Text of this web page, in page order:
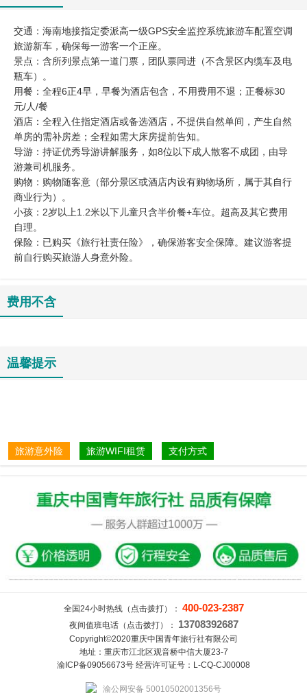
交通：海南地接指定委派高一级GPS安全监控系统旅游车配置空调
旅游新车，确保每一游客一个正座。
景点：含所列景点第一道门票，团队票同进（不含景区内缆车及电
瓶车）。
用餐：全程6正4早，早餐为酒店包含，不用费用不退；正餐标30
元/人/餐
酒店：全程入住指定酒店或备选酒店，不提供自然单间，产生自然
单房的需补房差；全程如需大床房提前告知。
导游：持证优秀导游讲解服务，如8位以下成人散客不成团，由导
游兼司机服务。
购物：购物随客意（部分景区或酒店内设有购物场所，属于其自行
商业行为）。
小孩：2岁以上1.2米以下儿童只含半价餐+车位。超高及其它费用
自理。
保险：已购买《旅行社责任险》，确保游客安全保障。建议游客提
前自行购买旅游人身意外险。
费用不含
温馨提示
旅游意外险 旅游WIFI租赁 支付方式
全国24小时热线（点击拨打）： 400-023-2387
夜间值班电话（点击拨打）： 13708392687
Copyright©2020重庆中国青年旅行社有限公司
地址：重庆市江北区观音桥中信大厦23-7
渝ICP备09056673号 经营许可证号：L-CQ-CJ00008
渝公网安备 50010502001356号